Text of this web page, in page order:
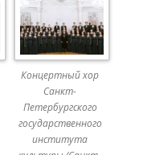
Концертный хор
Санкт-
Петербургского
государственного
института